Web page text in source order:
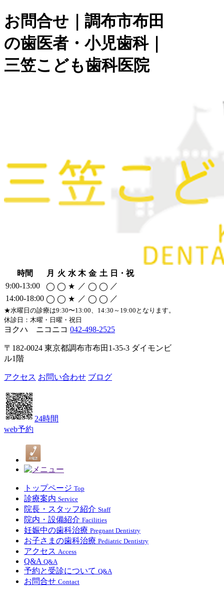
お問合せ｜調布市布田
の歯医者・小児歯科｜
三笠こども歯科医院
時間 月 火 水 木 金 土 日・祝
9:00-13:00
◯ ◯ ★ ／ ◯ ◯ ／
14:00-18:00 ◯ ◯ ★ ／ ◯ ◯ ／
★水曜日の診療は9:30〜13:00、14:30～19:00となります。
休診日：木曜・日曜・祝日
ヨクハ ニコニコ 042-498-2525
〒182-0024 東京都調布市布田1-35-3 ダイモンビ
ル1階
アクセス お問い合わせ ブログ
24時間
web予約
トップページ Top
診療案内 Service
院長・スタッフ紹介 Staff
院内・設備紹介 Facilities
妊娠中の歯科治療 Pregnant Dentistry
お子さまの歯科治療 Pediatric Dentistry
アクセス Access
Q&A Q&A
予約と受診について Q&A
お問合せ Contact